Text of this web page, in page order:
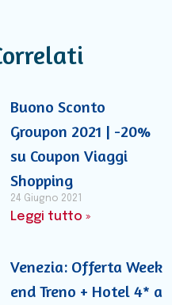
Buono Sconto
Groupon 2021 | -20%
su Coupon Viaggi
Shopping
24 Giugno 2021
Leggi tutto »
Venezia: Offerta Week
end Treno + Hotel 4* a